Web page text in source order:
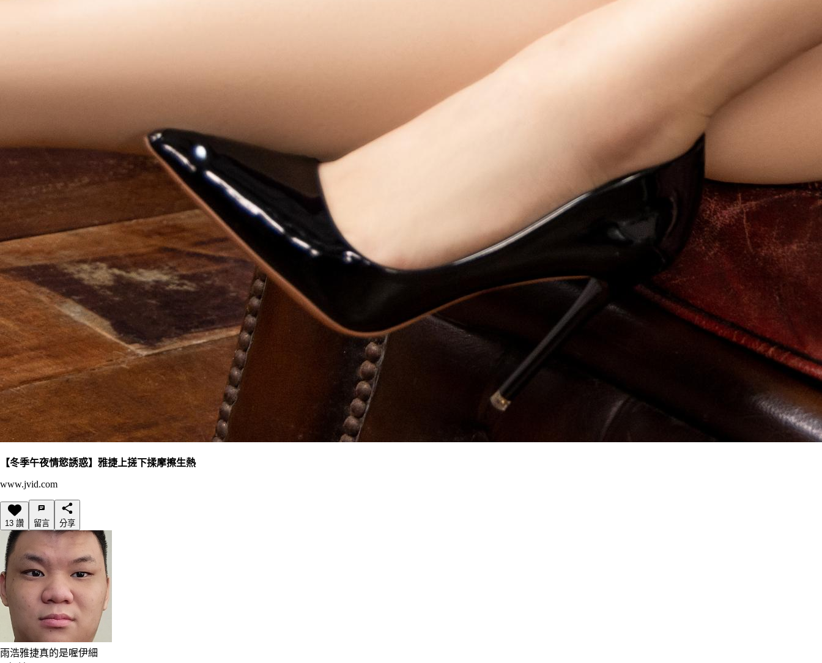
【冬季午夜情慾誘惑】雅捷上搓下揉摩擦生熱
www.jvid.com
13 讚 留言 分享
雨浩雅捷真的是喔伊細